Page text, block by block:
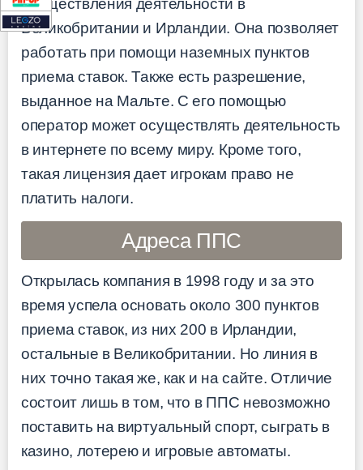
Великобритании и Ирландии. Она позволяет
работать при помощи наземных пунктов
приема ставок. Также есть разрешение,
выданное на Мальте. С его помощью
оператор может осуществлять деятельность
в интернете по всему миру. Кроме того,
такая лицензия дает игрокам право не
платить налоги.
Адреса ППС
Открылась компания в 1998 году и за это
время успела основать около 300 пунктов
приема ставок, из них 200 в Ирландии,
остальные в Великобритании. Но линия в
них точно такая же, как и на сайте. Отличие
состоит лишь в том, что в ППС невозможно
поставить на виртуальный спорт, сыграть в
казино, лотерею и игровые автоматы.